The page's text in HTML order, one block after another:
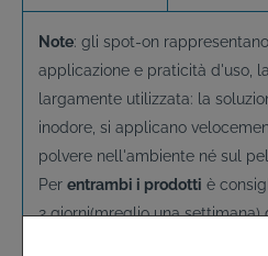
Note: gli spot-on
applicazione e praticità d'uso,
largamente utilizzata: la
inodore, si applicano
polvere nell'ambiente né sul
Per entrambi i prodotti è
2 giorni(mreglio una